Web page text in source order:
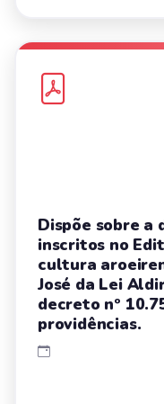
Dispõe sobre a
inscritos no
cultura
José da Lei
decreto nº
providências.